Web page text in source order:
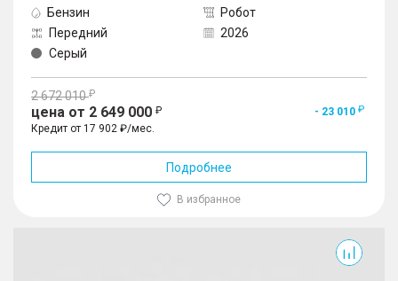
Бензин
Робот
Передний
2026
Серый
2 672 010
цена от 2 649 000
- 23 010
Кредит от 17 902 ₽/мес.
Подробнее
В избранное